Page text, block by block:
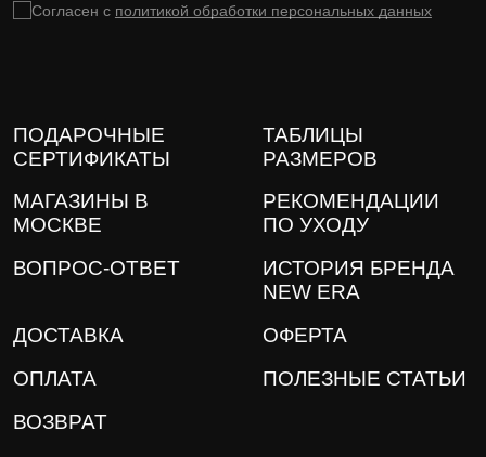
Согласен с политикой обработки персональных данных
ПОДАРОЧНЫЕ
СЕРТИФИКАТЫ
ТАБЛИЦЫ
РАЗМЕРОВ
МАГАЗИНЫ В
МОСКВЕ
РЕКОМЕНДАЦИИ
ПО УХОДУ
ВОПРОС-ОТВЕТ
ИСТОРИЯ БРЕНДА
NEW ERA
ДОСТАВКА
ОФЕРТА
ОПЛАТА
ПОЛЕЗНЫЕ СТАТЬИ
ВОЗВРАТ